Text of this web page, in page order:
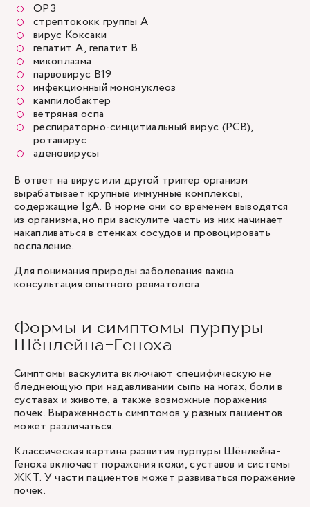
ОРЗ
стрептококк группы А
вирус Коксаки
гепатит А, гепатит В
микоплазма
парвовирус B19
инфекционный мононуклеоз
кампилобактер
ветряная оспа
респираторно-синцитиальный вирус (РСВ),
ротавирус
аденовирусы
В ответ на вирус или другой триггер организм
вырабатывает крупные иммунные комплексы,
содержащие IgA. В норме они со временем выводятся
из организма, но при васкулите часть из них начинает
накапливаться в стенках сосудов и провоцировать
воспаление.
Для понимания природы заболевания важна
консультация опытного ревматолога.
Формы и симптомы пурпуры
Шёнлейна-Геноха
Симптомы васкулита включают специфическую не
бледнеющую при надавливании сыпь на ногах, боли в
суставах и животе, а также возможные поражения
почек. Выраженность симптомов у разных пациентов
может различаться.
Классическая картина развития пурпуры Шёнлейна-
Геноха включает поражения кожи, суставов и системы
ЖКТ. У части пациентов может развиваться поражение
почек.